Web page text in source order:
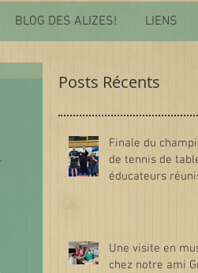
BLOG DES ALIZES! LIENS
Posts Récents
Finale du
de tennis de
éducateurs
Une visite en
chez notre ami